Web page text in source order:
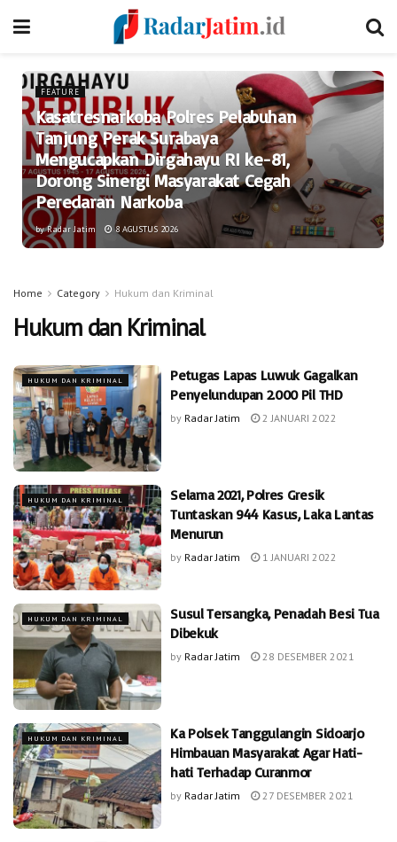
FEATURE
Kasatresnarkoba Polres Pelabuhan
Tanjung Perak Surabaya
Mengucapkan Dirgahayu RI ke-81,
Dorong Sinergi Masyarakat Cegah
Peredaran Narkoba
by Radar Jatim 8 AGUSTUS 2026
Home Category Hukum dan Kriminal
Hukum dan Kriminal
HUKUM DAN KRIMINAL
Petugas Lapas Luwuk Gagalkan
Penyelundupan 2.000 Pil THD
by Radar Jatim 2 JANUARI 2022
HUKUM DAN KRIMINAL
Selama 2021, Polres Gresik
Tuntaskan 944 Kasus, Laka Lantas
Menurun
by Radar Jatim 1 JANUARI 2022
HUKUM DAN KRIMINAL
Susul Tersangka, Penadah Besi Tua
Dibekuk
by Radar Jatim 28 DESEMBER 2021
HUKUM DAN KRIMINAL
Ka Polsek Tanggulangin Sidoarjo
Himbauan Masyarakat Agar Hati-
hati Terhadap Curanmor
by Radar Jatim 27 DESEMBER 2021